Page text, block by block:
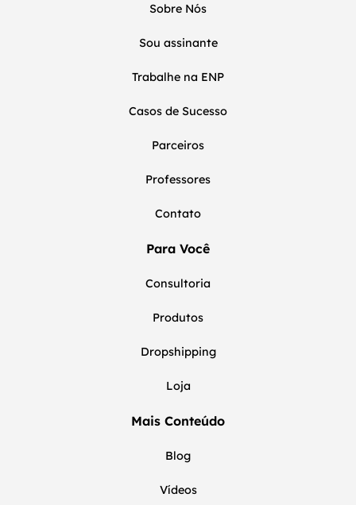
Sobre Nós
Sou assinante
Trabalhe na ENP
Casos de Sucesso
Parceiros
Professores
Contato
Para Você
Consultoria
Produtos
Dropshipping
Loja
Mais Conteúdo
Blog
Vídeos